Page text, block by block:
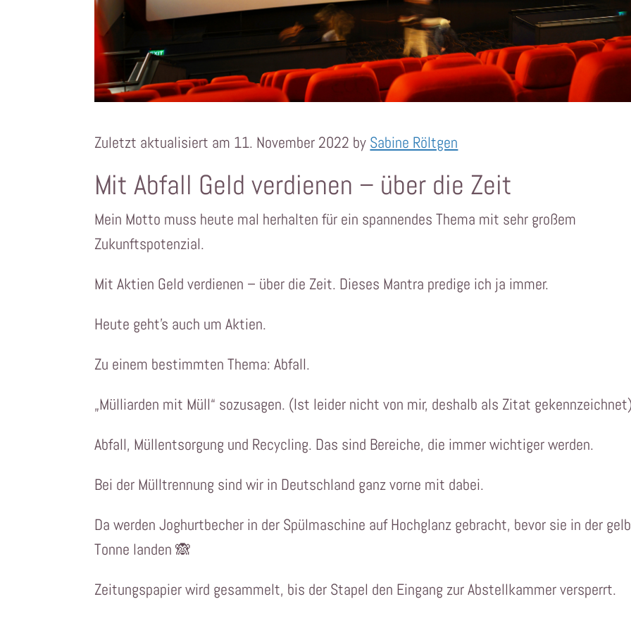
Zuletzt aktualisiert am 11. November 2022 by Sabine Röltgen
Mit Abfall Geld verdienen – über die Zeit
Mein Motto muss heute mal herhalten für ein spannendes Thema mit sehr großem
Zukunftspotenzial.
Mit Aktien Geld verdienen – über die Zeit. Dieses Mantra predige ich ja immer.
Heute geht’s auch um Aktien.
Zu einem bestimmten Thema: Abfall.
„Mülliarden mit Müll“ sozusagen. (Ist leider nicht von mir, deshalb als Zitat
Abfall, Müllentsorgung und Recycling. Das sind Bereiche, die immer wichtiger werden.
Bei der Mülltrennung sind wir in Deutschland ganz vorne mit dabei.
Da werden Joghurtbecher in der Spülmaschine auf Hochglanz gebracht, bevor sie in der
Tonne landen 🙈
Zeitungspapier wird gesammelt, bis der Stapel den Eingang zur Abstellkammer versperrt.